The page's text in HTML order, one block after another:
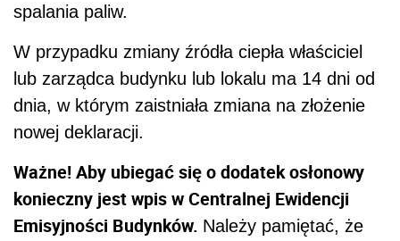
spalania paliw.
W przypadku zmiany źródła ciepła właściciel
lub zarządca budynku lub lokalu ma 14 dni od
dnia, w którym zaistniała zmiana na złożenie
nowej deklaracji.
Ważne! Aby ubiegać się o dodatek osłonowy
konieczny jest wpis w Centralnej Ewidencji
Emisyjności Budynków. Należy pamiętać, że